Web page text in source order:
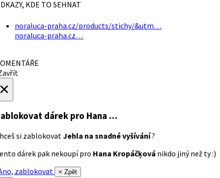
KDE TO SEHNAT
noraluca-praha.cz/products/stichy/&utm…
noraluca-praha.cz…
dárek pro Hana …
si zablokovatJehla na snadné vyšívání?
dárek pak nekoupí pro Hana Kropáčķová nikdo jiný než ty :)
zablokovat
× Zpět